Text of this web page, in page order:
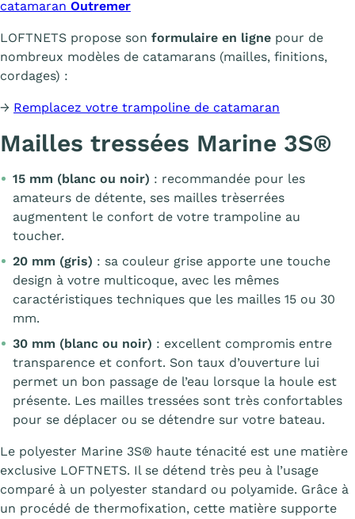
catamaran Outremer
LOFTNETS propose son formulaire en ligne pour de
nombreux modèles de catamarans (mailles, finitions,
cordages) :
→ Remplacez votre trampoline de catamaran
Mailles tressées Marine 3S®
15 mm (blanc ou noir) : recommandée pour les
amateurs de détente, ses mailles trèserrées
augmentent le confort de votre trampoline au
toucher.
20 mm (gris) : sa couleur grise apporte une touche
design à votre multicoque, avec les mêmes
caractéristiques techniques que les mailles 15 ou 30
mm.
30 mm (blanc ou noir) : excellent compromis entre
transparence et confort. Son taux d’ouverture lui
permet un bon passage de l’eau lorsque la houle est
présente. Les mailles tressées sont très confortables
pour se déplacer ou se détendre sur votre bateau.
Le polyester Marine 3S® haute ténacité est une matière
exclusive LOFTNETS. Il se détend très peu à l’usage
comparé à un polyester standard ou polyamide. Grâce à
un procédé de thermofixation, cette matière supporte